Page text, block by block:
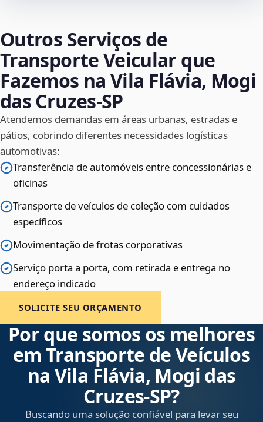
Outros Serviços de
Transporte Veicular que
Fazemos na Vila Flávia, Mogi
das Cruzes‑SP
Atendemos demandas em áreas urbanas, estradas e
pátios, cobrindo diferentes necessidades logísticas
automotivas:
Transferência de automóveis entre concessionárias e
oficinas
Transporte de veículos de coleção com cuidados
específicos
Movimentação de frotas corporativas
Serviço porta a porta, com retirada e entrega no
endereço indicado
SOLICITE SEU ORÇAMENTO
Por que somos os melhores
em Transporte de Veículos
na Vila Flávia, Mogi das
Cruzes‑SP?
Buscando uma solução confiável para levar seu